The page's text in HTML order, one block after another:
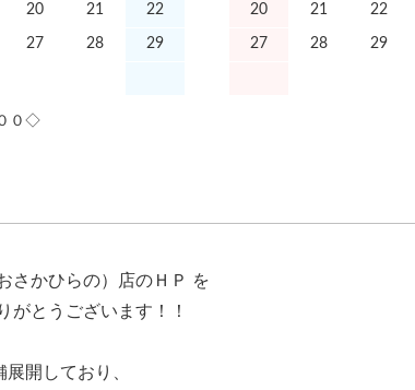
20 21 22
27 28 29
20 21 22
27 28 29
０◇
さかひらの）店のＨＰ を
がとうございます！！
開しており、